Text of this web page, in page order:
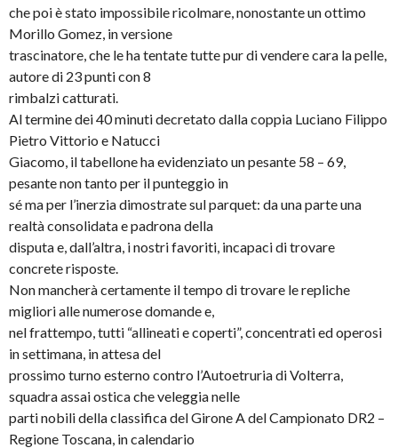
che poi è stato impossibile ricolmare, nonostante un ottimo
Morillo Gomez, in versione
trascinatore, che le ha tentate tutte pur di vendere cara la pelle,
autore di 23 punti con 8
rimbalzi catturati.
Al termine dei 40 minuti decretato dalla coppia Luciano Filippo
Pietro Vittorio e Natucci
Giacomo, il tabellone ha evidenziato un pesante 58 – 69,
pesante non tanto per il punteggio in
sé ma per l’inerzia dimostrate sul parquet: da una parte una
realtà consolidata e padrona della
disputa e, dall’altra, i nostri favoriti, incapaci di trovare
concrete risposte.
Non mancherà certamente il tempo di trovare le repliche
migliori alle numerose domande e,
nel frattempo, tutti “allineati e coperti”, concentrati ed operosi
in settimana, in attesa del
prossimo turno esterno contro l’Autoetruria di Volterra,
squadra assai ostica che veleggia nelle
parti nobili della classifica del Girone A del Campionato DR2 –
Regione Toscana, in calendario